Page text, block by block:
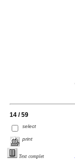
14 / 59
select
print
Text complet